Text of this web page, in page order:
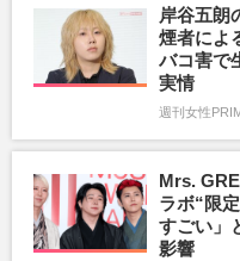
岸谷五朗
煙者によ
バコ害で
実情
週刊女性
Mrs.
ラボ“限
すごい」
影響